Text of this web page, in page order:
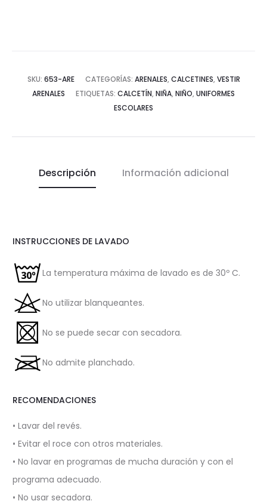
SKU: 653-ARE CATEGORÍAS: ARENALES, CALCETINES, VESTIR
ARENALES
ETIQUETAS: CALCETÍN, NIÑA, NIÑO, UNIFORMES
ESCOLARES
Descripción Información adicional
INSTRUCCIONES DE LAVADO
La temperatura máxima de lavado es de 30º C.
No utilizar blanqueantes.
No se puede secar con secadora.
No admite planchado.
RECOMENDACIONES
• Lavar del revés.
• Evitar el roce con otros materiales.
• No lavar en programas de mucha duración y con el
programa adecuado.
• No usar secadora.